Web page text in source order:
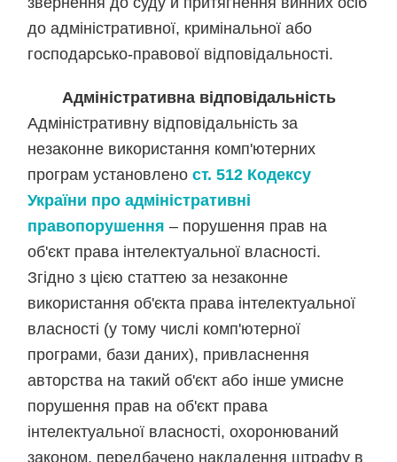
до адміністративної, кримінальної або
господарсько-правової відповідальності.
Адміністративна відповідальність
Адміністративну відповідальність за
незаконне використання комп'ютерних
програм установленост. 512 Кодексу
України про адміністративні
правопорушення – порушення прав на
об'єкт права інтелектуальної власності.
Згідно з цією статтею за незаконне
використання об'єкта права інтелектуальної
власності (у тому числі комп'ютерної
програми, бази даних), привласнення
авторства на такий об'єкт або інше умисне
порушення прав на об'єкт права
інтелектуальної власності, охоронюваний
законом, передбачено накладення штрафу в